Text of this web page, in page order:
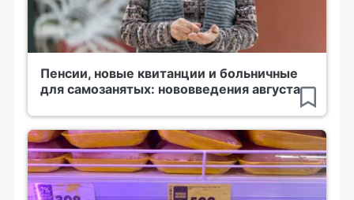
Пенсии, новые квитанции и больничные
для самозанятых: нововведения августа